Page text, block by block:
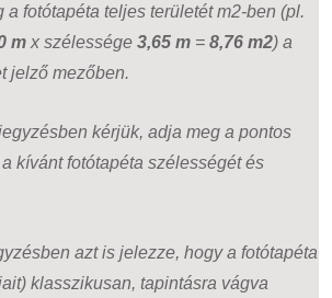
a fotótapéta teljes területét m2-ben (pl.
m x szélessége 3,65 m = 8,76 m2) a
jelző mezőben.
kérjük, adja meg a pontos
kívánt fotótapéta szélességét és
azt is jelezze, hogy a fotótapéta
klasszikusan, tapintásra vágva